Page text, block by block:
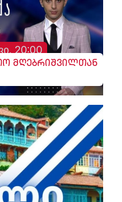
20:00
მღებრიშვილთან